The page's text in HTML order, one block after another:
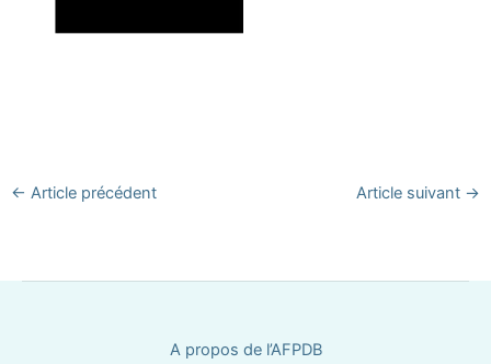
← Article précédent Article suivant →
A propos de l’AFPDB